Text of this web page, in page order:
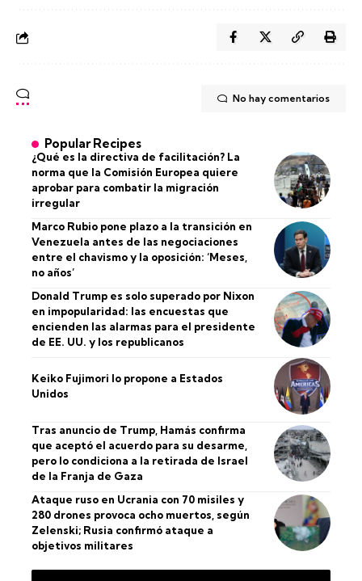
No hay comentarios
Popular Recipes
¿Qué es la directiva de facilitación? La
norma que la Comisión Europea quiere
aprobar para combatir la migración
irregular
Marco Rubio pone plazo a la transición en
Venezuela antes de las negociaciones
entre el chavismo y la oposición: ‘Meses,
no años’
Donald Trump es solo superado por Nixon
en impopularidad: las encuestas que
encienden las alarmas para el presidente
de EE. UU. y los republicanos
Keiko Fujimori lo propone a Estados
Unidos
Tras anuncio de Trump, Hamás confirma
que aceptó el acuerdo para su desarme,
pero lo condiciona a la retirada de Israel
de la Franja de Gaza
Ataque ruso en Ucrania con 70 misiles y
280 drones provoca ocho muertos, según
Zelenski; Rusia confirmó ataque a
objetivos militares